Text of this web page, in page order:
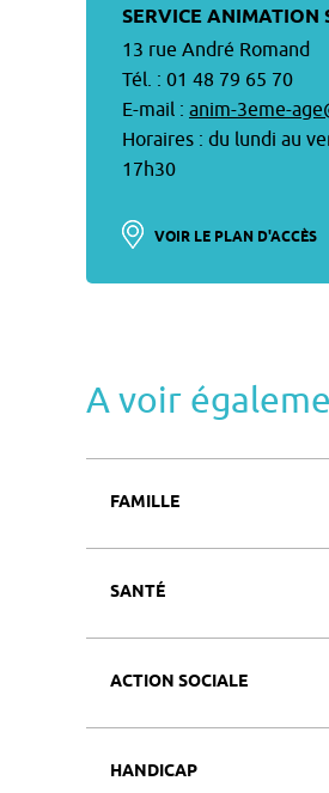
SERVICE ANIMATION
13 rue André Romand
Tél. : 01 48 79 65 70
E-mail : anim-3eme-
Horaires : du lundi au
17h30
VOIR LE PLAN D'ACCÈS
A voir
FAMILLE
SANTÉ
ACTION SOCIALE
HANDICAP